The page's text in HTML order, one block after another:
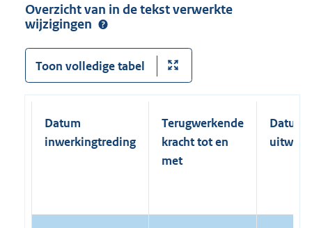
Overzicht van in de tekst verwerkte
wijzigingen
Toon volledige tabel
Datum
inwerkingtreding
Terugwerkende
kracht tot en
met
Datum